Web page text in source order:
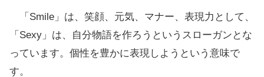
「Smile」は、笑顔、元気、マナー、表現力として、
「Sexy」は、自分物語を作ろうというスローガンとな
っています。個性を豊かに表現しようという意味で
す。